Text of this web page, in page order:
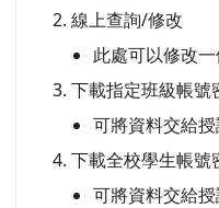
線上查詢/修改
此處可以修改
下載指定班級帳號
可將資料交給
下載全校學生帳號
可將資料交給